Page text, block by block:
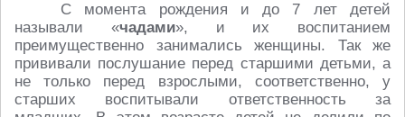
С момента рождения и до 7 лет детей
называли «чадами», и их воспитанием
преимущественно занимались женщины. Так же
прививали послушание перед старшими детьми, а
не только перед взрослыми, соответственно, у
старших воспитывали ответственность за